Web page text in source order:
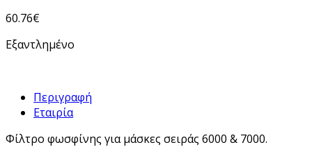
60.76€
Εξαντλημένο
Περιγραφή
Εταιρία
Φίλτρο φωσφίνης για μάσκες σειράς 6000 & 7000.